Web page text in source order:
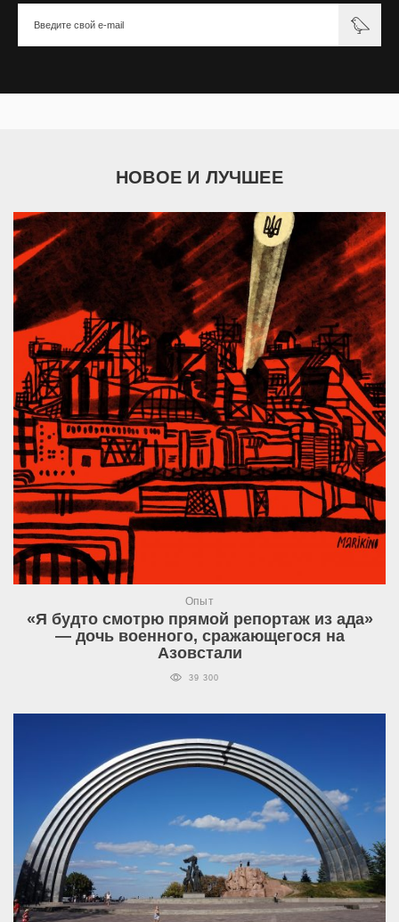
НОВОЕ И ЛУЧШЕЕ
Опыт
«Я будто смотрю прямой репортаж из ада»
— дочь военного, сражающегося на
Азовстали
39 300